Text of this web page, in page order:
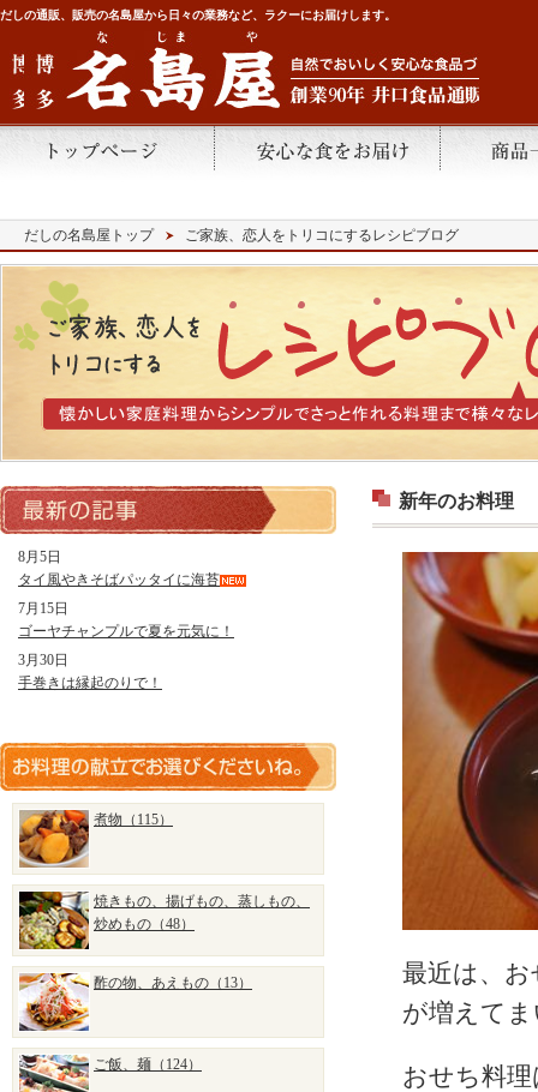
だしの通販、販売の名島屋から日々の業務など、ラクーにお届けします。
だしの名島屋トップ ご家族、恋人をトリコにするレシピブログ
新年のお料理
最近は、
が増えて
おせち料
8月5日
タイ風やきそばパッタイに海苔
7月15日
ゴーヤチャンプルで夏を元気に！
3月30日
手巻きは縁起のりで！
煮物（115）
焼きもの、揚げもの、蒸しもの、
炒めもの（48）
酢の物、あえもの（13）
ご飯、麺（124）